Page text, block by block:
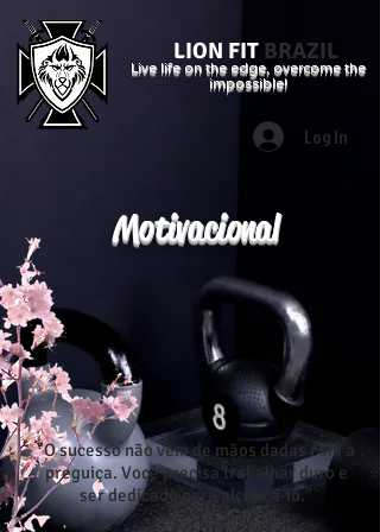
LION FIT BRAZIL
Live life on the edge, overcome the
impossible!
Log In
Motivacional
"O sucesso não vem de mãos dadas com a
preguiça. Você precisa trabalhar duro e
ser dedicado para alcançá-lo."